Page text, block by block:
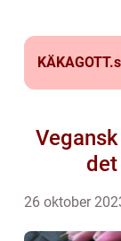
KÄKAGOTT.
26 oktober